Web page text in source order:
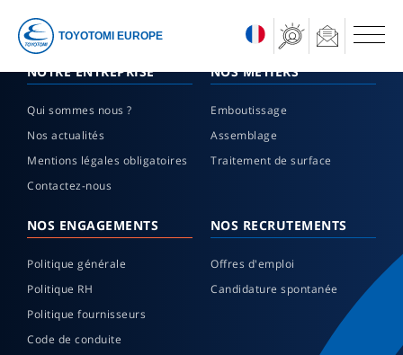
TOYOTOMI EUROPE
NOTRE ENTREPRISE
Qui sommes nous ?
Nos actualités
Mentions légales obligatoires
Contactez-nous
NOS MÉTIERS
Emboutissage
Assemblage
Traitement de surface
NOS ENGAGEMENTS
Politique générale
Politique RH
Politique fournisseurs
Code de conduite
NOS RECRUTEMENTS
Offres d'emploi
Candidature spontanée